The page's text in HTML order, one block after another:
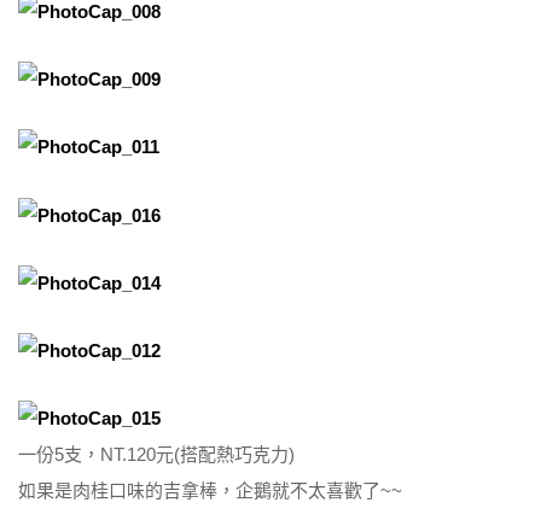
一份5支，NT.120元(搭配熱巧克力)
如果是肉桂口味的吉拿棒，企鵝就不太喜歡了~~